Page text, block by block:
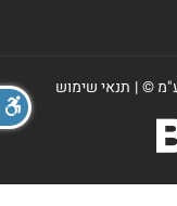
©
| תנאי שימוש